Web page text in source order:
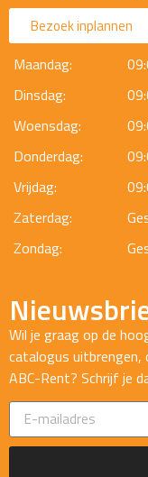
Bezoek inplannen
Maandag:
Dinsdag:
Woensdag:
Donderdag:
Vrijdag:
Zaterdag:
Zondag:
Wil je graag op de
catalogus uitbrengen,
ABC-Rent? Schrijf je